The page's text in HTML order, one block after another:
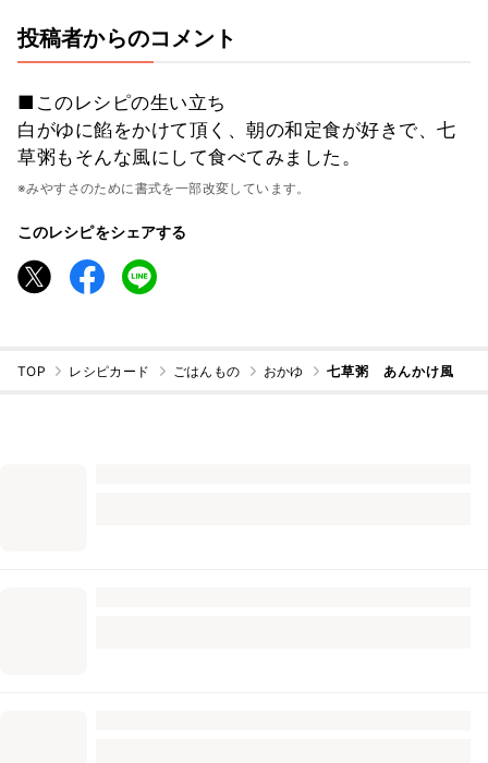
投稿者からのコメント
■このレシピの生い立ち
白がゆに餡をかけて頂く、朝の和定食が好きで、七
草粥もそんな風にして食べてみました。
※みやすさのために書式を一部改変しています。
このレシピをシェアする
TOP レシピカード ごはんもの おかゆ 七草粥 あんかけ風